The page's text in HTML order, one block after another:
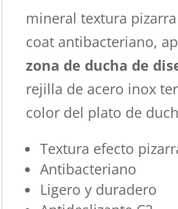
mineral textura
coat antibacteriano,
zona de ducha de
rejilla de acero inox
color del plato de
Textura efecto
Antibacteriano
Ligero y duradero